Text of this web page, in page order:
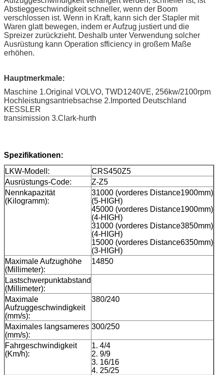
Abstieggeschwindigkeit schneller, wenn der Boom
verschlossen ist. Wenn in Kraft, kann sich der Stapler mit
Waren glatt bewegen, indem er Aufzug justiert und die
Spreizer zurückzieht. Deshalb unter Verwendung solcher
Ausrüstung kann Operation sfficiency in großem Maße
erhöhen.
Hauptmerkmale:
Maschine 1.Original VOLVO, TWD1240VE, 256kw/2100rpm
Hochleistungsantriebsachse 2.Imported Deutschland
KESSLER
transimission 3.Clark-hurth
Spezifikationen:
LKW-Modell:
CRS450Z5
Ausrüstungs-Code:
Z-Z5
Nennkapazität
(Kilogramm):
31000 (vorderes Distance1900mm)
(5-HIGH)
45000 (vorderes Distance1900mm)
(4-HIGH)
31000 (vorderes Distance3850mm)
(4-HIGH)
15000 (vorderes Distance6350mm)
(3-HIGH)
Maximale Aufzughöhe
(Millimeter):
14850
Lastschwerpunktabstand
(Millimeter):
Maximale
Aufzuggeschwindigkeit
(mm/s):
380/240
Maximales langsameres
(mm/s):
300/250
Fahrgeschwindigkeit
(Km/h):
1. 4/4
2. 9/9
3. 16/16
4. 25/25